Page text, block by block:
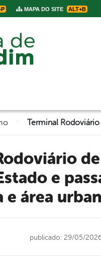
MAPA DO SITE ALT+B
e
e área
publicado: 29/05/